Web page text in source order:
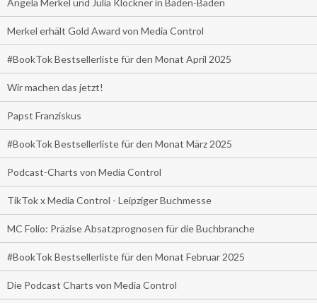
Angela Merkel und Julia Klöckner in Baden-Baden
Merkel erhält Gold Award von Media Control
#BookTok Bestsellerliste für den Monat April 2025
Wir machen das jetzt!
Papst Franziskus
#BookTok Bestsellerliste für den Monat März 2025
Podcast-Charts von Media Control
TikTok x Media Control - Leipziger Buchmesse
MC Folio: Präzise Absatzprognosen für die Buchbranche
#BookTok Bestsellerliste für den Monat Februar 2025
Die Podcast Charts von Media Control